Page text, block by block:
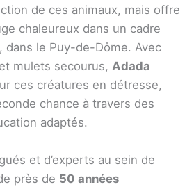
de ces animaux, mais offre
chaleureux dans un cadre
dans le Puy-de-Dôme. Avec
mulets secourus, Adada
ces créatures en détresse,
chance à travers des
adaptés.
et d’experts au sein de
près de 50 années